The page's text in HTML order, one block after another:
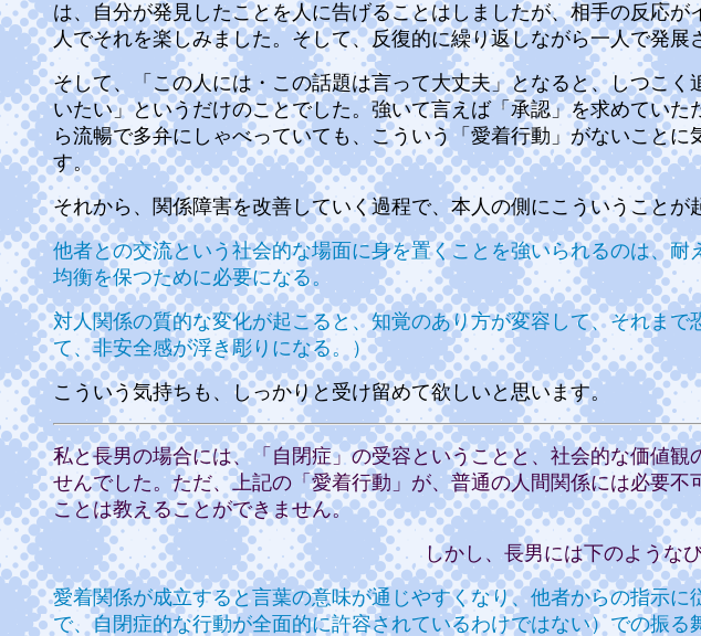
は、自分が発見したことを人に告げることはしましたが、相手の反応
人でそれを楽しみました。そして、反復的に繰り返しながら一人で発展
そして、「この人には・この話題は言って大丈夫」となると、しつこ
いたい」というだけのことでした。強いて言えば「承認」を求めてい
ら流暢で多弁にしゃべっていても、こういう「愛着行動」がないこと
す。
それから、関係障害を改善していく過程で、本人の側にこういうこと
他者との交流という社会的な場面に身を置くことを強いられるのは、
均衡を保つために必要になる。
対人関係の質的な変化が起こると、知覚のあり方が変容して、それま
て、非安全感が浮き彫りになる。）
こういう気持ちも、しっかりと受け留めて欲しいと思います。
私と長男の場合には、「自閉症」の受容ということと、社会的な価値
せんでした。ただ、上記の「愛着行動」が、普通の人間関係には必要
ことは教えることができません。
しかし、長男には下のような
愛着関係が成立すると言葉の意味が通じやすくなり、他者からの指示
で、自閉症的な行動が全面的に許容されているわけではない）での振る